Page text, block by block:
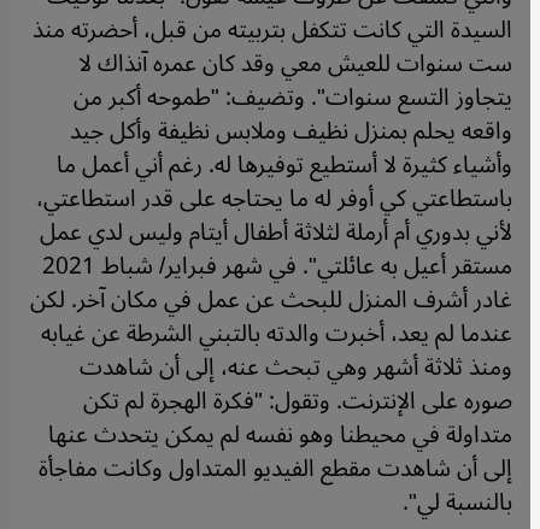
السيدة التي كانت تتكفل بتربيته من قبل، أحضرته منذ
ست سنوات للعيش معي وقد كان عمره آنذاك لا
يتجاوز التسع سنوات". وتضيف: "طموحه أكبر من
واقعه يحلم بمنزل نظيف وملابس نظيفة وأكل جيد
وأشياء كثيرة لا أستطيع توفيرها له. رغم أني أعمل ما
باستطاعتي كي أوفر له ما يحتاجه على قدر استطاعتي،
لأني بدوري أم أرملة لثلاثة أطفال أيتام وليس لدي عمل
مستقر أعيل به عائلتي". في شهر فبراير/ شباط 2021
غادر أشرف المنزل للبحث عن عمل في مكان آخر. لكن
عندما لم يعد، أخبرت والدته بالتبني الشرطة عن غيابه
ومنذ ثلاثة أشهر وهي تبحث عنه، إلى أن شاهدت
صوره على الإنترنت. وتقول: "فكرة الهجرة لم تكن
متداولة في محيطنا وهو نفسه لم يمكن يتحدث عنها
إلى أن شاهدت مقطع الفيديو المتداول وكانت مفاجأة
بالنسبة لي".